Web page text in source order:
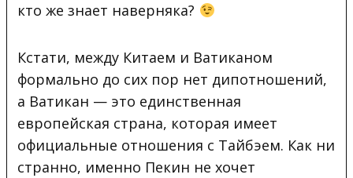
кто же знает наверняка?
Кстати, между Китаем и Ватиканом
формально до сих пор нет дипотношений,
а Ватикан — это единственная
европейская страна, которая имеет
официальные отношения с Тайбэем. Как ни
странно, именно Пекин не хочет